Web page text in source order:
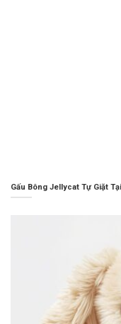
Gấu Bông Jellycat Tự Giặt